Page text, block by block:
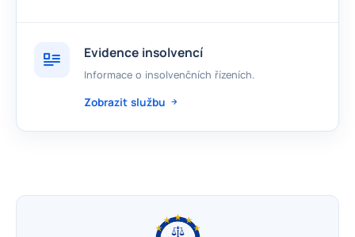
Evidence insolvencí
Informace o insolvenčních řízeních.
Zobrazit službu